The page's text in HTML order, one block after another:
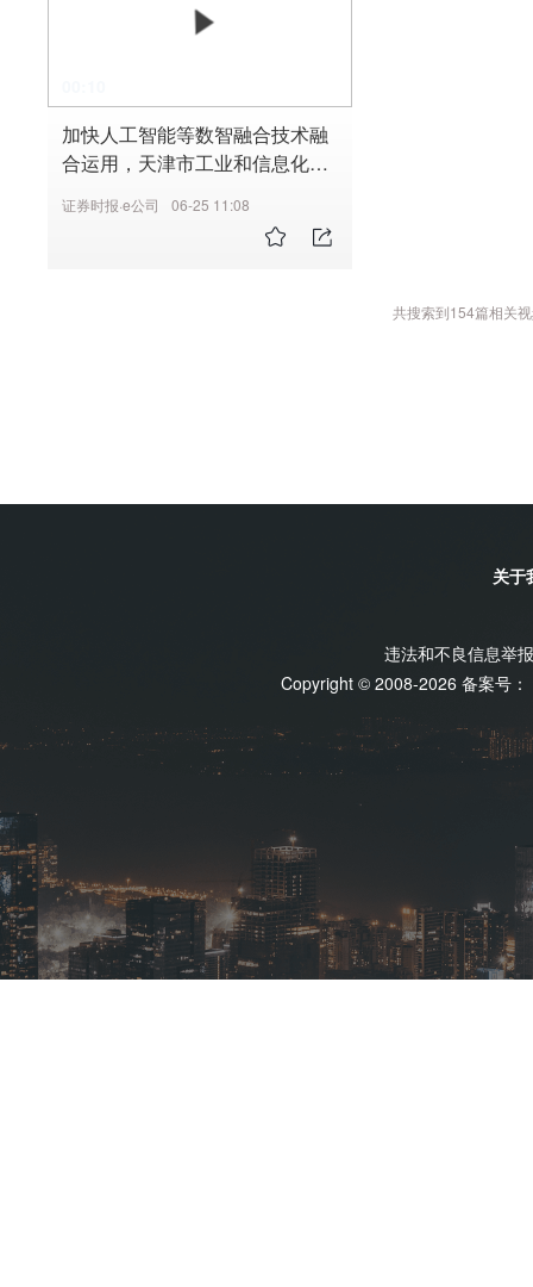
加快人工智能等数智融合技术融
合运用，天津市工业和信息化
型升级
证券时报·e公司 06-25 11:08
共搜索到154篇相关
关于
违法和不良信息举
Copyright © 2008-2026 备案号：